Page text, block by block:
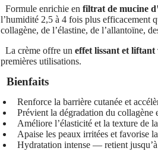
Formule enrichie en filtrat de mucine
l’humidité 2,5 à 4 fois plus efficacement
collagène, de l’élastine, de l’allantoïne,
La crème offre un effet lissant et liftant
premières utilisations.
Bienfaits
Renforce la barrière cutanée et
Prévient la dégradation du collagène
Améliore l’élasticité et la texture de
Apaise les peaux irritées et favorise
Hydratation intense — retient